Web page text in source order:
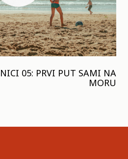
05: PRVI PUT SAMI NA
MORU